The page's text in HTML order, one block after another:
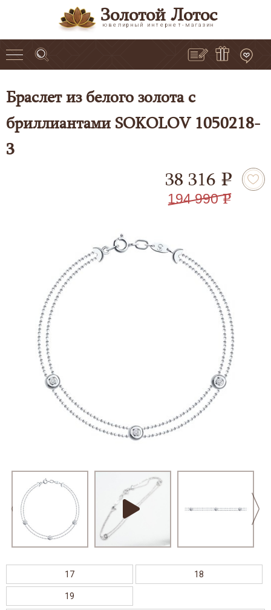
Золотой Лотос
ювелирный интернет-магазин
Браслет из белого золота с
бриллиантами SOKOLOV 1050218-
3
38 316 e
194 990 e
17 18
19